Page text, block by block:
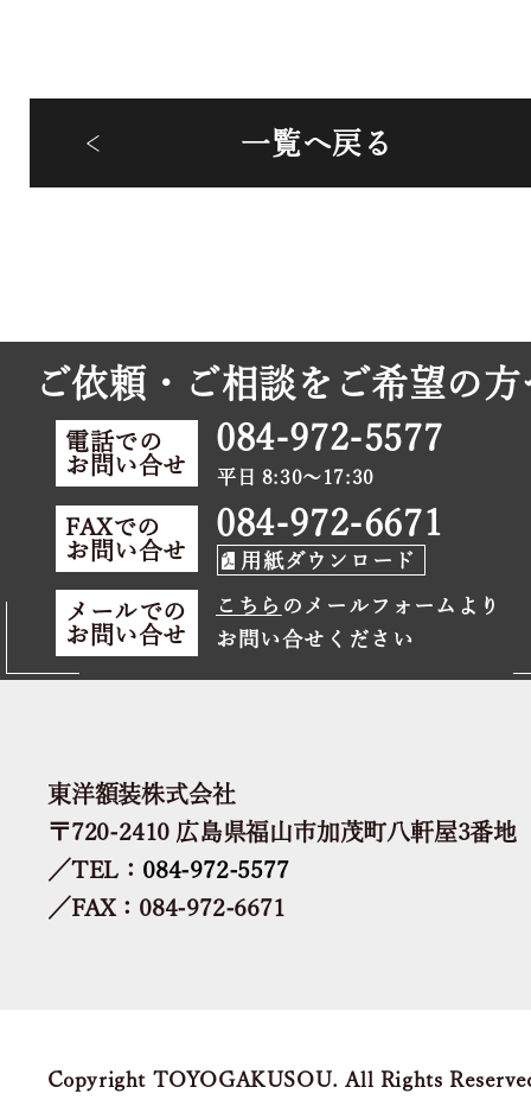
一覧へ戻る
ご依頼・ご相談をご希望の方
電話での
お問い合せ
084-972-5577
平日 8:30～17:30
FAXでの
お問い合せ
084-972-6671
用紙ダウンロード
メールでの
お問い合せ
こちら のメールフォームより
お問い合せください
東洋額装株式会社
〒720-2410 広島県福山市加茂町八軒屋3番地
／TEL： 084-972-5577
／FAX：084-972-6671
Copyright TOYOGAKUSOU. All Rights